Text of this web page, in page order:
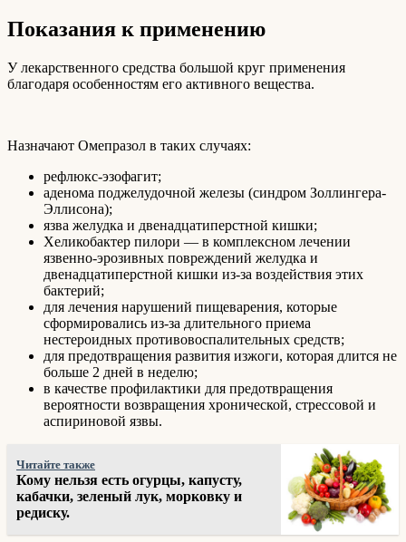
Показания к применению
У лекарственного средства большой круг применения
благодаря особенностям его активного вещества.
Назначают Омепразол в таких случаях:
рефлюкс-эзофагит;
аденома поджелудочной железы (синдром Золлингера-
Эллисона);
язва желудка и двенадцатиперстной кишки;
Хеликобактер пилори — в комплексном лечении
язвенно-эрозивных повреждений желудка и
двенадцатиперстной кишки из-за воздействия этих
бактерий;
для лечения нарушений пищеварения, которые
сформировались из-за длительного приема
нестероидных противовоспалительных средств;
для предотвращения развития изжоги, которая длится не
больше 2 дней в неделю;
в качестве профилактики для предотвращения
вероятности возвращения хронической, стрессовой и
аспириновой язвы.
Читайте также
Кому нельзя есть огурцы, капусту,
кабачки, зеленый лук, морковку и
редиску.